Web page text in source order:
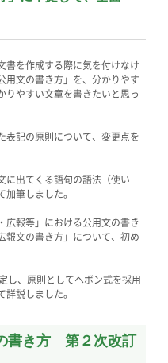
書を作成する際に気を付けなけ
用文の書き方」を、分かりやす
りやすい文章を書きたいと思っ
表記の原則について、変更点を
に出てくる語句の語法（使い
筆しました。
広報等」における公用文の書き
報文の書き方」について、初め
し、原則としてヘボン式を採用
説しました。
書き方 第２次改訂